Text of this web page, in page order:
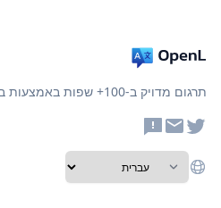
תרגום מדויק ב-100+ שפות באמצעות בינה מלאכותית